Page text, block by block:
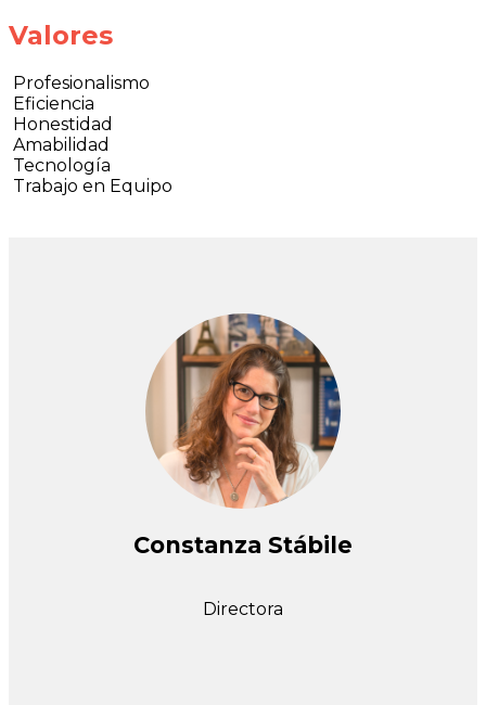
Valores
Profesionalismo
Eficiencia
Honestidad
Amabilidad
Tecnología
Trabajo en Equipo
Constanza Stábile
Directora